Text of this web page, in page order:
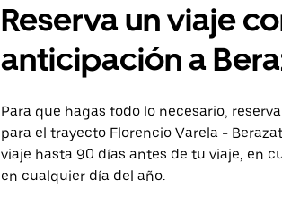
Reserva un viaje
anticipación a
Para que hagas todo lo necesario,
para el trayecto Florencio Varela -
viaje hasta 90 días antes de tu viaje, en
en cualquier día del año.